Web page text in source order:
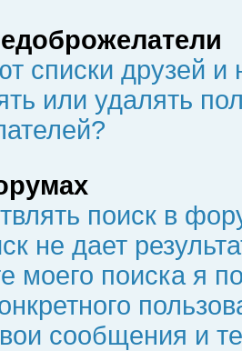
списки друзей
или удалять
поиск в
не дает
моего поиска я
сообщения и